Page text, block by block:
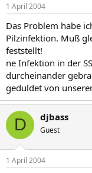
1 April 2004
Das Problem habe
Pilzinfektion. Muß
feststellt!
ne Infektion in der
durcheinander
geduldet von
D djbass
Guest
1 April 2004